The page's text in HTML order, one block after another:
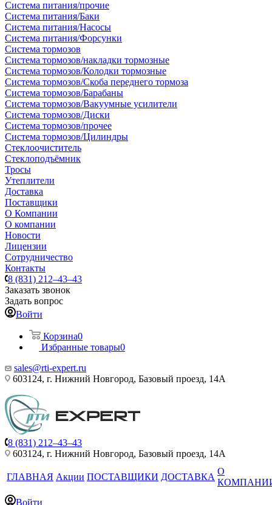
Система питания/прочие
Система питания/Баки
Система питания/Насосы
Система питания/Форсунки
Система тормозов
Система тормозов/накладки тормозные
Система тормозов/Колодки тормозные
Система тормозов/Скоба переднего тормоза
Система тормозов/Барабаны
Система тормозов/Вакуумные усилители
Система тормозов/Диски
Система тормозов/прочее
Система тормозов/Цилиндры
Стеклоочиститель
Стеклоподъёмник
Тросы
Утеплители
Доставка
Поставщики
О Компании
О компании
Новости
Лицензии
Сотрудничество
Контакты
8 (831) 212–43–43
Заказать звонок
Задать вопрос
Войти
Корзина0
Избранные товары0
sales@rti-expert.ru
603124, г. Нижний Новгород, Базовый проезд, 14А
8 (831) 212–43–43
603124, г. Нижний Новгород, Базовый проезд, 14А
ГЛАВНАЯ Акции ПОСТАВЩИКИ ДОСТАВКА
О
Войти